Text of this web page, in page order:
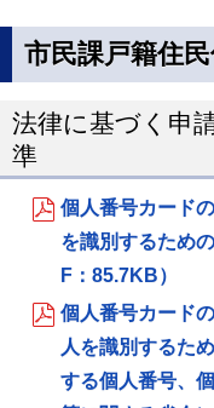
市民課戸籍住
法律に基づく申
準
個人番号カード
を識別するため
F：85.7KB）
個人番号カード
人を識別するた
する個人番号、